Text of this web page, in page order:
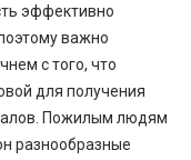
эффективно
важно
с того, что
для получения
Пожилым людям
разнообразные